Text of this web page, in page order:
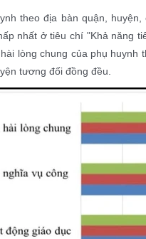
theo địa bàn quận,
nhất ở tiêu chí "Khả năng
lòng chung của phụ
tương đối đồng đều.